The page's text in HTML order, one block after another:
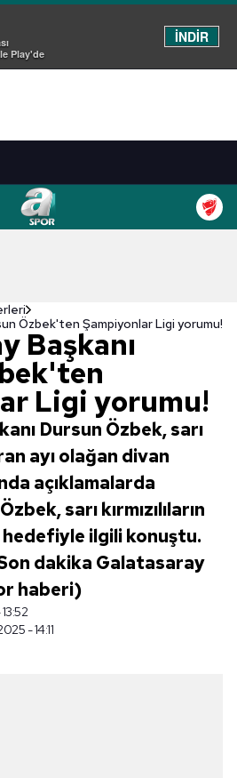
Play'de
İNDİR
Özbek'ten Şampiyonlar Ligi yorumu!
Başkanı
Ligi yorumu!
Dursun Özbek, sarı
ayı olağan divan
açıklamalarda
sarı kırmızılıların
ilgili konuştu.
dakika Galatasaray
haberi)
- 14:11